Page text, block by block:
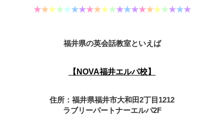
★★★★★★★★★★★★★★★★★★★★★
福井県の英会話教室といえば
【NOVA福井エルパ校】
住所：福井県福井市大和田2丁目1212
ラブリーパートナーエルパ2F